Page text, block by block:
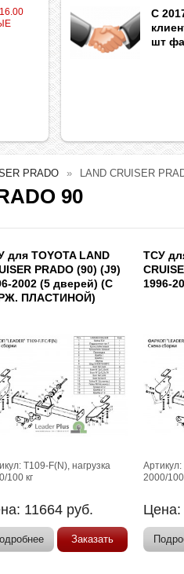
С
шт
PRADO LAND CRUISER
90
для TOYOTA LAND
PRADO (90) (J9)
2002 (5 дверей) (C
ПЛАСТИНОЙ)
T109-F(N), нагрузка
100 кг
11664 руб.
Заказать
ТСУ
1996-
Артикул:
2000/100
Цена: